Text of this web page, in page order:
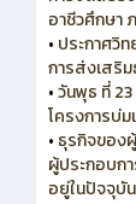
อาชีวศึกษา
• ประกาศวิ
การส่งเสริ
•วันพุธ ที่
โครงการบ่ม
• ธุรกิจของ
ผู้ประกอบก
อยู่ในปัจจุบัน